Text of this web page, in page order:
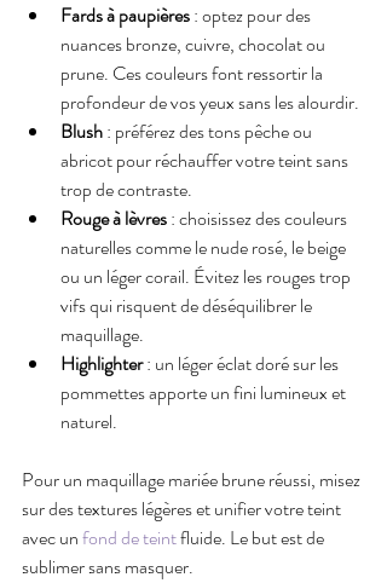
Fards à paupières : optez pour des
nuances bronze, cuivre, chocolat ou
prune. Ces couleurs font ressortir la
profondeur de vos yeux sans les alourdir.
Blush : préférez des tons pêche ou
abricot pour réchauffer votre teint sans
trop de contraste.
Rouge à lèvres : choisissez des couleurs
naturelles comme le nude rosé, le beige
ou un léger corail. Évitez les rouges trop
vifs qui risquent de déséquilibrer le
maquillage.
Highlighter : un léger éclat doré sur les
pommettes apporte un fini lumineux et
naturel.
Pour un maquillage mariée brune réussi, misez
sur des textures légères et unifier votre teint
avec un fond de teint fluide. Le but est de
sublimer sans masquer.